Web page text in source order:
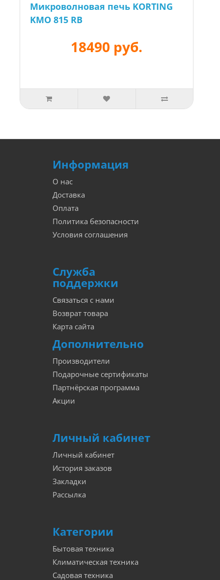
Микроволновая печь KORTING
KMO 815 RB
18490 руб.
Информация
О нас
Доставка
Оплата
Политика безопасности
Условия соглашения
Служба
поддержки
Связаться с нами
Возврат товара
Карта сайта
Дополнительно
Производители
Подарочные сертификаты
Партнёрская программа
Акции
Личный кабинет
Личный кабинет
История заказов
Закладки
Рассылка
Категории
Бытовая техника
Климатическая техника
Садовая техника